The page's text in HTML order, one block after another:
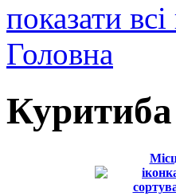
показати
Головна
Куритиба